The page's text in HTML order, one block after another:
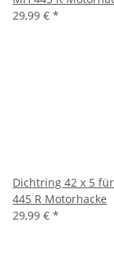
29,99 € *
Dichtring 42 x 5
445 R Motorhacke
29,99 € *